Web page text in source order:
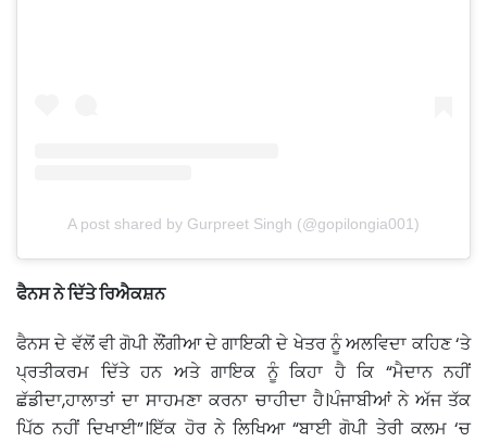
A post shared by Gurpreet Singh (@gopilongia001)
ਫੈਨਸ ਨੇ ਦਿੱਤੇ ਰਿਐਕਸ਼ਨ
ਫੈਨਸ ਦੇ ਵੱਲੋਂ ਵੀ ਗੋਪੀ ਲੌਂਗੀਆ ਦੇ ਗਾਇਕੀ ਦੇ ਖੇਤਰ ਨੂੰ ਅਲਵਿਦਾ ਕਹਿਣ ‘ਤੇ
ਪ੍ਰਤੀਕਰਮ ਦਿੱਤੇ ਹਨ ਅਤੇ ਗਾਇਕ ਨੂੰ ਕਿਹਾ ਹੈ ਕਿ “ਮੈਦਾਨ ਨਹੀਂ
ਛੱਡੀਦਾ,ਹਾਲਾਤਾਂ ਦਾ ਸਾਹਮਣਾ ਕਰਨਾ ਚਾਹੀਦਾ ਹੈ।ਪੰਜਾਬੀਆਂ ਨੇ ਅੱਜ ਤੱਕ
ਪਿੱਠ ਨਹੀਂ ਦਿਖਾਈ”।ਇੱਕ ਹੋਰ ਨੇ ਲਿਖਿਆ “ਬਾਈ ਗੋਪੀ ਤੇਰੀ ਕਲਮ ‘ਚ